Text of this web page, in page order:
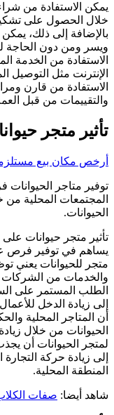
يمكن الاستفادة من
خلال الحصول على
بالإضافة إلى ذلك،
ويسر ومن دون الحاجة
الاستفادة من الخدمة
الإنترنت مثل التوصيل
الاستفادة من قارن
والتقييمات من قبل
تأثير متجر
أرخص مكان بيع
توفير متاجر
المجتمعات المحلية من
الحيوانات.
تأثير متجر حيوانات
يساهم في توفير فرص
متجر للحيوانات يعني
والخدمات من الشركات
الطلب المستمر على
إلى زيادة الدخل
أن المتاجر المحلية
الحيوانات من خلال
لمتجر الحيوانات أن
إلى زيادة حركة
المنطقة المحلية.
شاهد أيضا: صفات